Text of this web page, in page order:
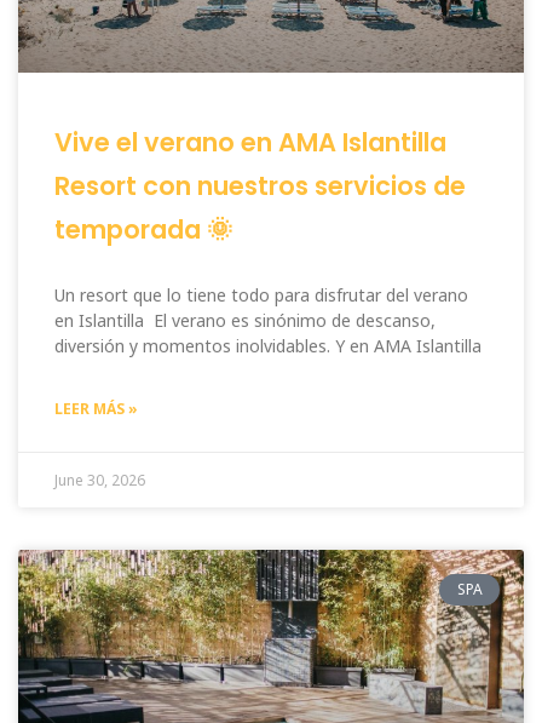
Vive el verano en AMA Islantilla
Resort con nuestros servicios de
temporada 🌞
Un resort que lo tiene todo para disfrutar del verano
en Islantilla El verano es sinónimo de descanso,
diversión y momentos inolvidables. Y en AMA Islantilla
LEER MÁS »
June 30, 2026
SPA